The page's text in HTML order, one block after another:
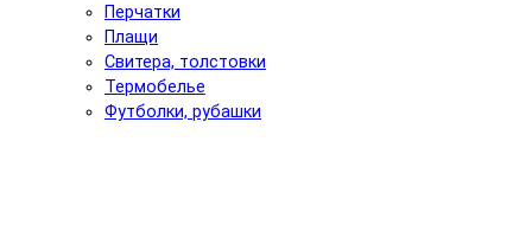
Перчатки
Плащи
Свитера, толстовки
Термобелье
Футболки, рубашки